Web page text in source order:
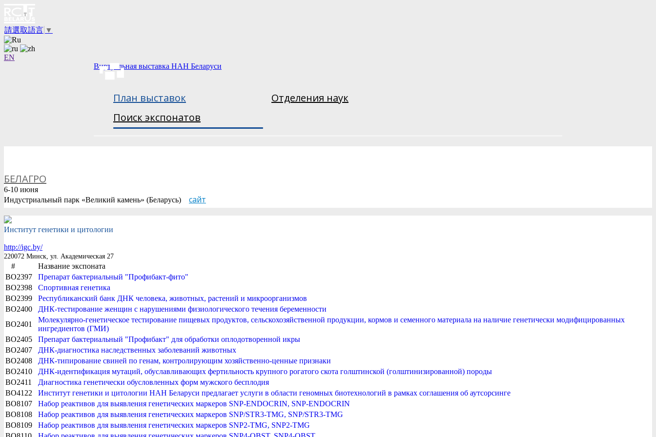
請選取語言 ▼
EN
Виртуальная выставка НАН Беларуси
План выставок
Отделения наук
Поиск экспонатов
БЕЛАГРО
6-10 июня
Индустриальный парк «Великий камень» (Беларусь) сайт
Институт генетики и цитологии
http://igc.by/
220072 Минск, ул. Академическая 27
#
Название экспоната
BO2397
Препарат бактериальный "Профибакт-фито"
BO2398
Спортивная генетика
BO2399
Республиканский банк ДНК человека, животных, растений и микроорганизмов
BO2400
ДНК-тестирование женщин с нарушениями физиологического течения беременности
BO2401
Молекулярно-генетическое тестирование пищевых продуктов, сельскохозяйственной продукции, кормов и семенного материала на наличие генетически модифицированных
ингредиентов (ГМИ)
BO2405
Препарат бактериальный "Профибакт" для обработки оплодотворенной икры
BO2407
ДНК-диагностика наследственных заболеваний животных
BO2408
ДНК-типирование свиней по генам, контролирующим хозяйственно-ценные признаки
BO2410
ДНК-идентификация мутаций, обуславливающих фертильность крупного рогатого скота голштинской (голштинизированной) породы
BO2411
Диагностика генетически обусловленных форм мужского бесплодия
BO4122
Институт генетики и цитологии НАН Беларуси предлагает услуги в области геномных биотехнологий в рамках соглашения об аутсорсинге
BO8107
Набор реактивов для выявления генетических маркеров SNP-ENDOCRIN, SNP-ENDOCRIN
BO8108
Набор реактивов для выявления генетических маркеров SNP/STR3-TMG, SNP/STR3-TMG
BO8109
Набор реактивов для выявления генетических маркеров SNP2-TMG, SNP2-TMG